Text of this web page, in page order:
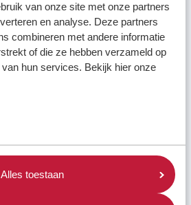
van onze site met onze partners
en analyse. Deze partners
combineren met andere informatie
of die ze hebben verzameld op
hun services. Bekijk hier onze
Alles toestaan